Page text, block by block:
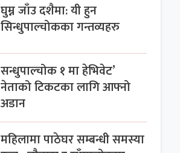
घुम्न जाँउ दशैमा: यी हुन
सिन्धुपाल्चोकका गन्तव्यहरु
सन्धुपाल्चोक १ मा हेभिवेट’
नेताको टिकटका लागि आफ्नो
अडान
महिलामा पाठेघर सम्बन्धी समस्या